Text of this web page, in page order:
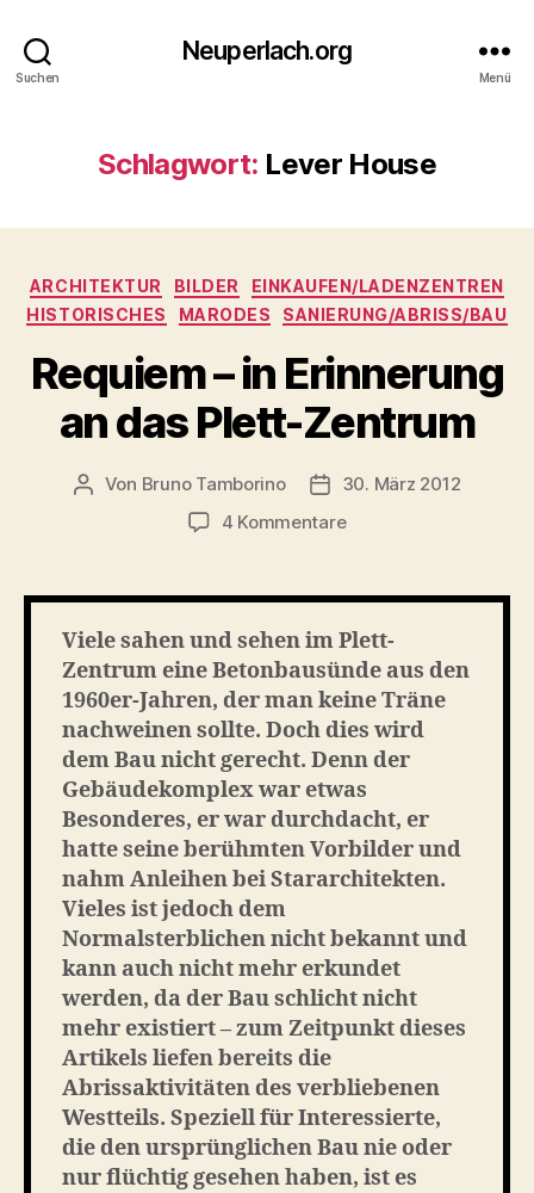
Suchen
Neuperlach.org
Menü
Schlagwort: Lever House
Kategorien
ARCHITEKTUR BILDER
EINKAUFEN/LADENZENTREN
HISTORISCHES
MARODES SANIERUNG/ABRISS/BAU
Requiem – in Erinnerung
an das Plett-Zentrum
Beitragsautor
Von Bruno Tamborino Veröffentlichungsdatum
30. März 2012
4 Kommentarezu
in
Erinnerung
an
das
Plett-
Zentrum
Viele sahen und sehen im Plett-
Zentrum eine Betonbausünde aus den
1960er-Jahren, der man keine Träne
nachweinen sollte. Doch dies wird
dem Bau nicht gerecht. Denn der
Gebäudekomplex war etwas
Besonderes, er war durchdacht, er
hatte seine berühmten Vorbilder und
nahm Anleihen bei Stararchitekten.
Vieles ist jedoch dem
Normalsterblichen nicht bekannt und
kann auch nicht mehr erkundet
werden, da der Bau schlicht nicht
mehr existiert – zum Zeitpunkt dieses
Artikels liefen bereits die
Abrissaktivitäten des verbliebenen
Westteils. Speziell für Interessierte,
die den ursprünglichen Bau nie oder
nur flüchtig gesehen haben, ist es